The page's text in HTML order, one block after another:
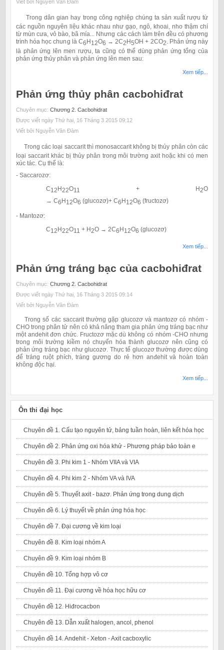
Viết bởi Nguyễn Văn Đàm
Trong dân gian hay trong công nghiệp chúng ta sản xuất rượu từ
các nguồn nguyên liệu khác nhau như gạo, ngô, khoai, nho thậm chí
từ mùn cưa, vỏ bào, bã mía... Nhưng các cách làm trên đều có phương
trình hóa học chung là C6 H 12O6 → 2C2 H5OH + 2CO2. Phản ứng này
là phản ứng lên men rượu, ta cũng có thể dùng phản ứng tổng của
phản ứng thủy phân và phản ứng lên men sau:
Xem tiếp...
Phản ứng thủy phân cacbohiđrat
Chuyên mục: Chương 2. Cacbohidrat
Được viết ngày Thứ hai, 16 Tháng 3 2015 09:12
Viết bởi Nguyễn Văn Đàm
Trong các loại saccarit thì monosaccarit không bị thủy phân còn các
loại saccarit khác bị thủy phân trong môi trường axit hoặc khi có men
xúc tác. Cụ thể là:
- Saccarozơ:
C12H22O11 + H2O
→ C6 H 12O6 (glucozơ)+ C6 H 12O6 (fructozơ)
- Mantozơ:
C12 H22O11 + H2O → 2C6 H 12O6 (glucozơ)
Xem tiếp...
Phản ứng tráng bạc của cacbohiđrat
Chuyên mục: Chương 2. Cacbohidrat
Được viết ngày Thứ hai, 16 Tháng 3 2015 09:14
Viết bởi Nguyễn Văn Đàm
Trong số các saccarit thường gặp glucozơ và mantozơ có nhóm -
CHO trong phân tử nên có khả năng tham gia phản ứng tráng bạc như
một andehit đơn chức. Fructozơ mặc dù không có nhóm -CHO nhưng
trong môi trường kiềm nó chuyển hóa thành glucozơ nên cũng có
phản ứng tráng bạc như glucozơ. Thực tế glucozơ thường được dùng
để tráng ruột phích, tráng gương do rẻ hơn anđehit và hoàn toàn
không độc hại.
Xem tiếp...
Ôn thi đại học
Chuyên đề 1. Cấu tạo nguyên tử, bảng tuần hoàn, liên kết hóa học
Chuyên đề 2. Phản ứng oxi hóa khử - Phương pháp bảo toàn e
Chuyên đề 3. Phi kim 1 - Nhóm VIIA và VIA
Chuyên đề 4. Phi kim 2 - Nhóm VA và IVA
Chuyên đề 5. Thuyết axit - bazơ. Phản ứng trong dung dịch
Chuyên đề 6. Lý thuyết về phản ứng hóa học
Chuyên đề 7. Đại cương về kim loại
Chuyên đề 8. Kim loại nhóm A
Chuyên đề 9. Kim loại nhóm B
Chuyên đề 10. Tổng hợp vô cơ
Chuyên đề 11. Đại cương về hóa học hữu cơ
Chuyên đề 12. Hiđrocacbon
Chuyên đề 13. Dẫn xuất halogen, ancol, phenol
Chuyên đề 14. Andehit - Xeton - Axit cacboxylic